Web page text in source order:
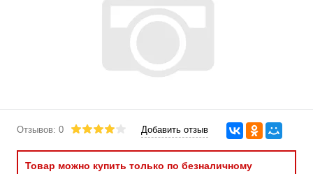
Отзывов: 0 Добавить отзыв
Товар можно купить только по безналичному